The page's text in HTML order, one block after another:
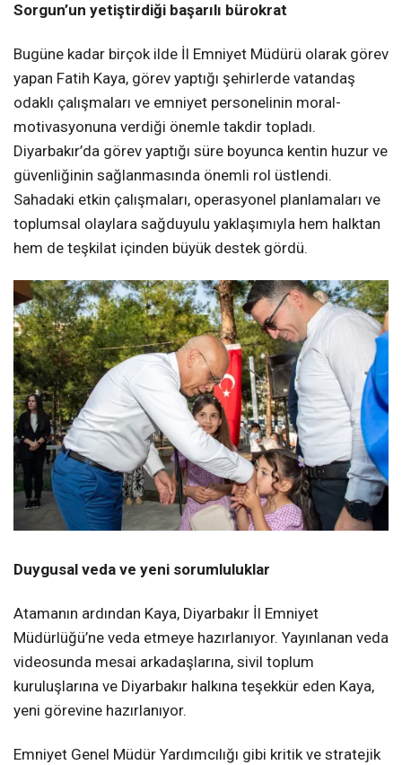
Sorgun’un yetiştirdiği başarılı bürokrat
Bugüne kadar birçok ilde İl Emniyet Müdürü olarak görev
yapan Fatih Kaya, görev yaptığı şehirlerde vatandaş
odaklı çalışmaları ve emniyet personelinin moral-
motivasyonuna verdiği önemle takdir topladı.
Diyarbakır’da görev yaptığı süre boyunca kentin huzur ve
güvenliğinin sağlanmasında önemli rol üstlendi.
Sahadaki etkin çalışmaları, operasyonel planlamaları ve
toplumsal olaylara sağduyulu yaklaşımıyla hem halktan
hem de teşkilat içinden büyük destek gördü.
Duygusal veda ve yeni sorumluluklar
Atamanın ardından Kaya, Diyarbakır İl Emniyet
Müdürlüğü’ne veda etmeye hazırlanıyor. Yayınlanan veda
videosunda mesai arkadaşlarına, sivil toplum
kuruluşlarına ve Diyarbakır halkına teşekkür eden Kaya,
yeni görevine hazırlanıyor.
Emniyet Genel Müdür Yardımcılığı gibi kritik ve stratejik